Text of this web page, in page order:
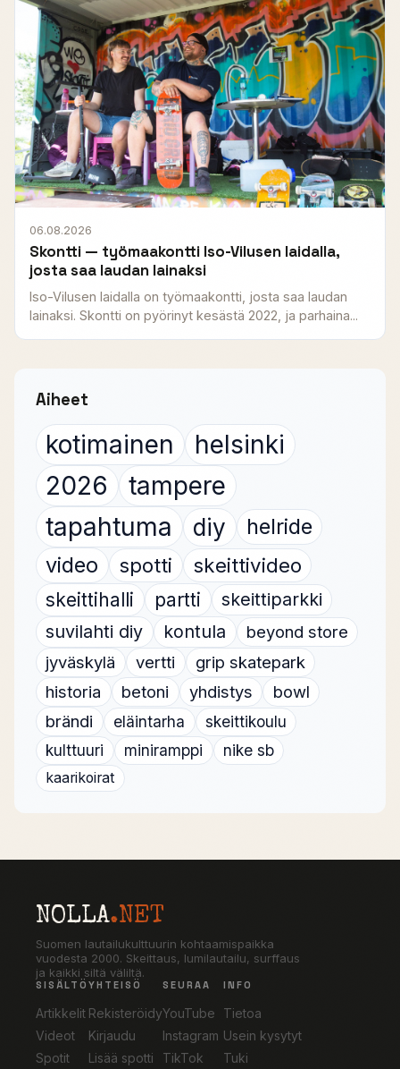
06.08.2026
Skontti — työmaakontti Iso-Vilusen laidalla,
josta saa laudan lainaksi
Iso-Vilusen laidalla on työmaakontti, josta saa laudan
lainaksi. Skontti on pyörinyt kesästä 2022, ja parhaina...
Aiheet
kotimainen
helsinki
2026
tampere
tapahtuma
diy
helride
video
spotti skeittivideo
skeittihalli partti
skeittiparkki
suvilahti diy
kontula
beyond store
jyväskylä
vertti
grip skatepark
historia
betoni yhdistys
bowl
brändi
eläintarha
skeittikoulu
kulttuuri
miniramppi nike sb
kaarikoirat
NOLLA.NET
Suomen lautailukulttuurin kohtaamispaikka
vuodesta 2000. Skeittaus, lumilautailu, surffaus
ja kaikki siltä väliltä.
SISÄLTÖ
Artikkelit
Videot
Spotit
YHTEISÖ
Rekisteröidy
Kirjaudu
Lisää spotti
SEURAA
YouTube
Instagram
TikTok
INFO
Tietoa
Usein kysytyt
Tuki